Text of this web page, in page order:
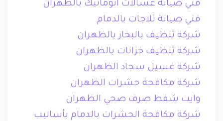
فني صيانة غسالات اتوماتيك بالظهران
فني صيانة ثلاجات بالدمام
شركة تنظيف بالبخار بالظهران
شركة تنظيف خزانات بالظهران
شركة غسيل سجاد الظهران
شركة مكافحة حشرات الظهران
وايت شفط صرف صحي الظهران
شركة مكافحة الحشرات بالدمام بأساليب